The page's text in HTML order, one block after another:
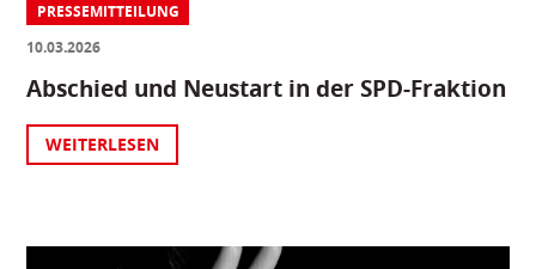
PRESSEMITTEILUNG
10.03.2026
Abschied und Neustart in der SPD-Fraktion
WEITERLESEN